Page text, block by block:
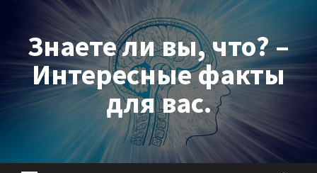
contentЗнаете ли вы, что? –
Интересные факты
для вас.